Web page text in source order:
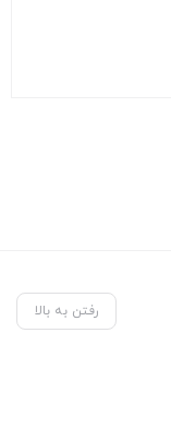
رفتن به بالا